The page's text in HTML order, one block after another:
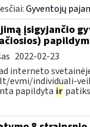
Gyventojų
įsigyjančio
2022-02-23
interneto
evmi/individuali-
papildyta ir